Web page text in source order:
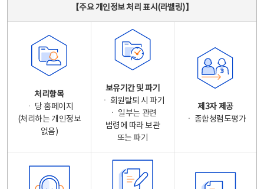
【주요 개인정보 처리 표시(라벨링)】
처리항목
ㆍ 당 홈페이지
(처리하는 개인정보
없음)
보유기간 및 파기
ㆍ 회원탈퇴 시 파기
ㆍ 일부는 관련
법령에 따라 보관
또는 파기
제3자 제공
ㆍ 종합청렴도평가